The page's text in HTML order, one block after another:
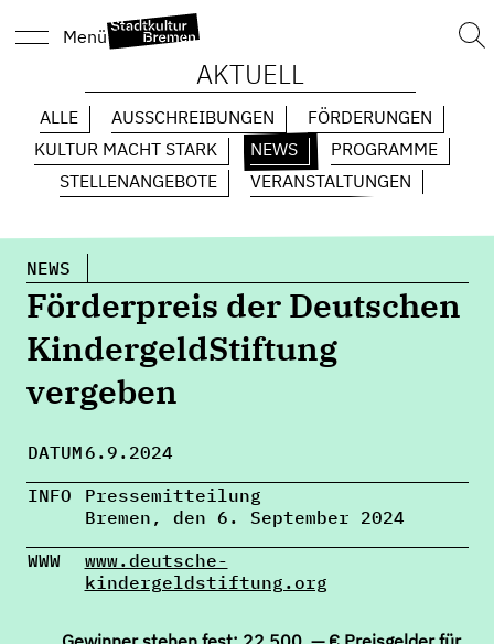
Menü
AKTUELL
ALLE AUSSCHREIBUNGEN
FÖRDERUNGEN
KULTUR MACHT STARK
NEWS
PROGRAMME
STELLENANGEBOTE
VERANSTALTUNGEN
NEWS
Förderpreis der Deutschen
KindergeldStiftung
vergeben
DATUM6.9.2024
INFO
Pressemitteilung
Bremen, den 6. September 2024
WWW
www.deutsche-
kindergeldstiftung.org